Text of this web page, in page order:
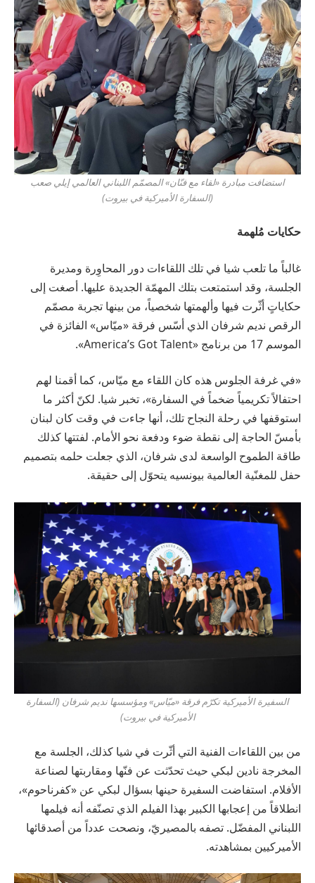
استضافت مبادرة «لقاء مع فنّان» المصمّم اللبناني العالمي إيلي صعب
(السفارة الأميركية في بيروت)
حكايات مُلهمة
غالباً ما تلعب شيا في تلك اللقاءات دور المحاوِرة ومديرة
الجلسة، وقد استمتعت بتلك المهمّة الجديدة عليها. أصغت إلى
حكاياتٍ أثّرت فيها وألهمتها شخصياً، من بينها تجربة مصمّم
الرقص نديم شرفان الذي أسّس فرقة «ميّاس» الفائزة في
الموسم 17 من برنامج «America’s Got Talent».
«في غرفة الجلوس هذه كان اللقاء مع ميّاس، كما أقمنا لهم
احتفالاً تكريمياً ضخماً في السفارة»، تخبر شيا. لكنّ أكثر ما
استوقفها في رحلة النجاح تلك، أنها جاءت في وقت كان لبنان
بأمسّ الحاجة إلى نقطة ضوء ودفعة نحو الأمام. لفتتها كذلك
طاقة الطموح الواسعة لدى شرفان، الذي جعلت حلمه بتصميم
حفل للمغنّية العالمية بيونسيه يتحوّل إلى حقيقة.
السفيرة الأميركية تكرّم فرقة «ميّاس» ومؤسسها نديم شرفان (السفارة
الأميركية في بيروت)
من بين اللقاءات الفنية التي أثّرت في شيا كذلك، الجلسة مع
المخرجة نادين لبكي حيث تحدّثت عن فنّها ومقاربتها لصناعة
الأفلام. استفاضت السفيرة حينها بسؤال لبكي عن «كفرناحوم»،
انطلاقاً من إعجابها الكبير بهذا الفيلم الذي تصنّفه أنه فيلمها
اللبناني المفضّل. تصفه بالمصيريّ، ونصحت عدداً من أصدقائها
الأميركيين بمشاهدته.